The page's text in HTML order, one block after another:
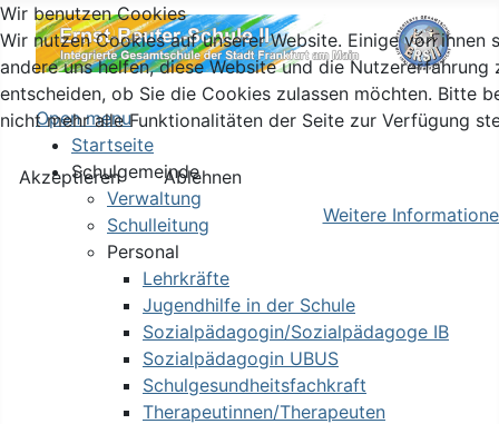
Open menu
Startseite
Schulgemeinde
Verwaltung
Schulleitung
Personal
Lehrkräfte
Jugendhilfe in der Schule
Sozialpädagogin/Sozialpädagoge IB
Sozialpädagogin UBUS
Schulgesundheitsfachkraft
Therapeutinnen/Therapeuten
Wir benutzen Cookies
Wir nutzen Cookies auf unserer Website. Einige von
andere uns helfen, diese Website und die
entscheiden, ob Sie die Cookies zulassen möchten. Bitte
nicht mehr alle Funktionalitäten der Seite zur Verfügung
Akzeptieren
Ablehnen
Weitere